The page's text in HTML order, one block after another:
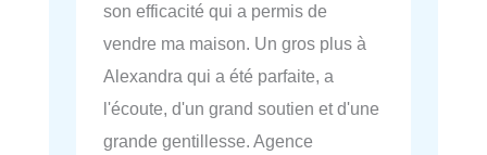
son efficacité qui a permis de
vendre ma maison. Un gros plus à
Alexandra qui a été parfaite, a
l'écoute, d'un grand soutien et d'une
grande gentillesse. Agence